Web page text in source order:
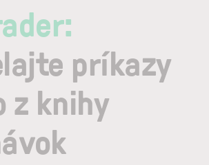
príkazy
z knihy